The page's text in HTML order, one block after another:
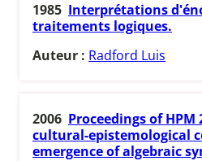
1985 Interprétations
traitements logiques.
Auteur : Radford Luis
2006 Proceedings of HPM
cultural-epistemological
emergence of algebraic